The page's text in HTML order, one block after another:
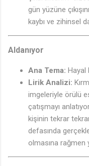
gün yüzüne
kaybı ve zihinsel
Aldanıyor
Ana Tema: Hayal
Lirik Analizi:
imgeleriyle örülü
çatışmayı
kişinin tekrar
defasında
olmasına rağmen